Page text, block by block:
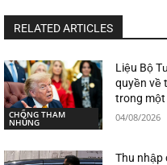
RELATED ARTICLES
CHỐNG THAM
NHŨNG
Liệu Bộ
quyền về
trong
04/08/2026
Thu nhập